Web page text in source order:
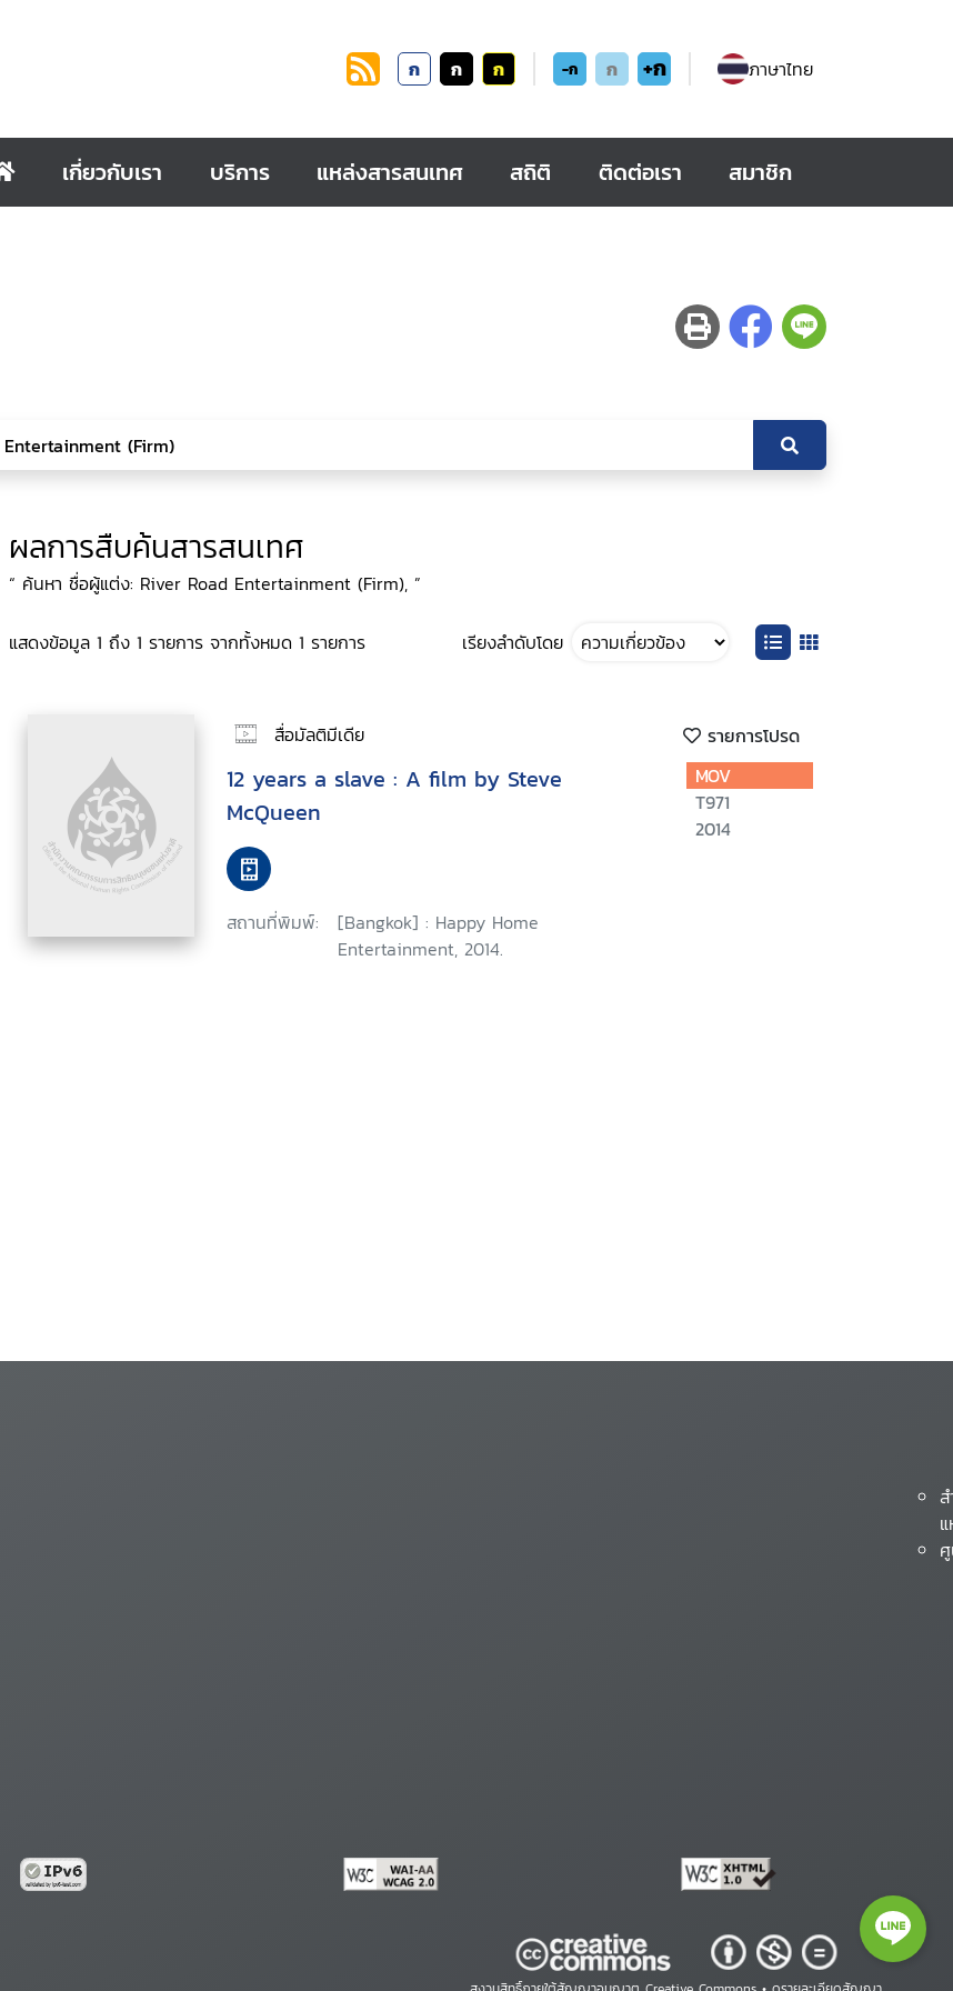
ก ก ก -ก ก +ก ภาษาไทย
เกี่ยวกับเรา บริการ แหล่งสารสนเทศ สถิติ ติดต่อเรา สมาชิก
ผลการสืบค้นสารสนเทศ
“ ค้นหา ชื่อผู้แต่ง: River Road Entertainment (Firm), ”
แสดงข้อมูล 1 ถึง 1 รายการ จากทั้งหมด 1 รายการ เรียงลำดับโดย
สื่อมัลติมีเดีย รายการโปรด
12 years a slave : A film by Steve
McQueen
สถานที่พิมพ์:
[Bangkok] : Happy Home
Entertainment, 2014.
MOV
T971
2014